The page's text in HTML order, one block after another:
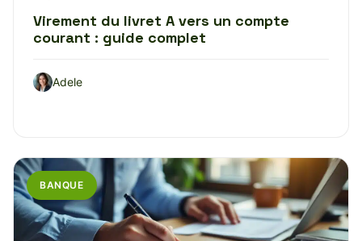
Virement du livret A vers un compte
courant : guide complet
Adele
BANQUE